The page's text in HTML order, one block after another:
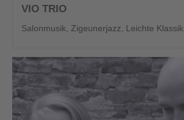
VIO TRIO
Salonmusik, Zigeunerjazz, Leichte Klassik